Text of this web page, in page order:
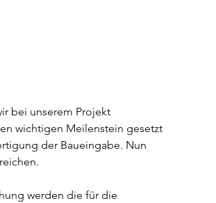
bei unserem Projekt
wichtigen Meilenstein gesetzt
der Baueingabe. Nun
werden die für die